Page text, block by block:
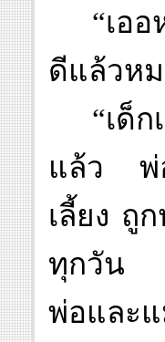
“เอ
ดีแล้วหม
“เด็
แล้ว พ่
เลี้ยง ถู
ทุกวัน
พ่อและ